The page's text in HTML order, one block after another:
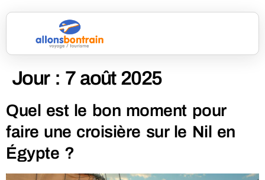
Jour : 7 août 2025
Quel est le bon moment pour
faire une croisière sur le Nil en
Égypte ?